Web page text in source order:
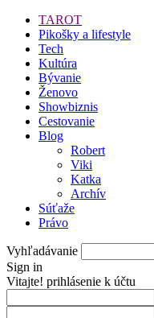
TAROT
Pikošky a lifestyle
Tech
Kultúra
Bývanie
Ženovo
Showbiznis
Cestovanie
Blog
Robert
Viki
Katka
Archív
Súťaže
Právo
Vyhľadávanie
Sign in
Vitajte! prihlásenie k účtu